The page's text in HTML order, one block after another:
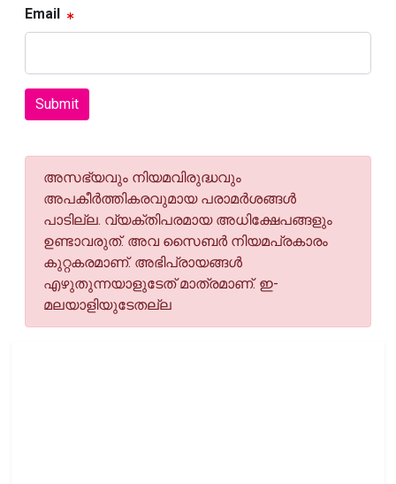
Email
Submit
അസഭ്യവും നിയമവിരുദ്ധവും
അപകീര്‍ത്തികരവുമായ പരാമര്‍ശങ്ങള്‍
പാടില്ല. വ്യക്തിപരമായ അധിക്ഷേപങ്ങളും
ഉണ്ടാവരുത്. അവ സൈബര്‍ നിയമപ്രകാരം
കുറ്റകരമാണ്. അഭിപ്രായങ്ങള്‍
എഴുതുന്നയാളുടേത് മാത്രമാണ്. ഇ-
മലയാളിയുടേതല്ല